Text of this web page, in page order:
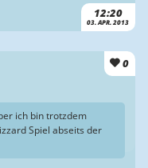
12:20
03. APR. 2013
0
ich bin trotzdem
Spiel abseits der